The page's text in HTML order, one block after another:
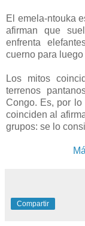
El emela-ntouka
afirman que
enfrenta
cuerno para
Los mitos
terrenos
Congo. Es, por lo
coinciden al
grupos: se lo
Compartir